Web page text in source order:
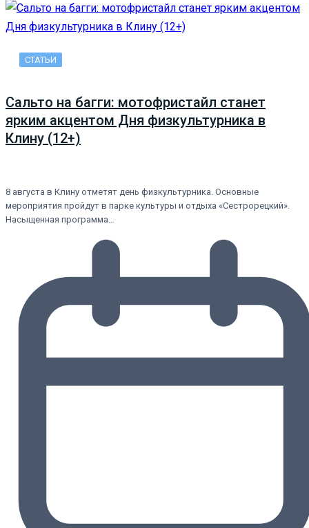
СТАТЬИ
Сальто на багги: мотофристайл станет
ярким акцентом Дня физкультурника в
Клину (12+)
8 августа в Клину отметят день физкультурника. Основные
мероприятия пройдут в парке культуры и отдыха «Сестрорецкий».
Насыщенная программа…